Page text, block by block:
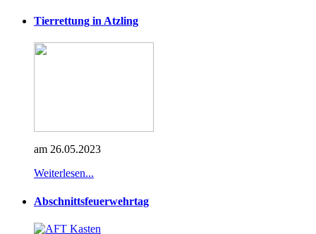
Tierrettung in Atzling
am 26.05.2023
Weiterlesen...
Abschnittsfeuerwehrtag